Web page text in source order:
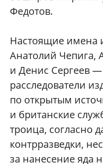
Федотов.
Настоящие имена
Анатолий Чепига,
и Денис Сергеев
расследователи
по открытым
и британские
троица, согласно
контрразведки,
за нанесение яда